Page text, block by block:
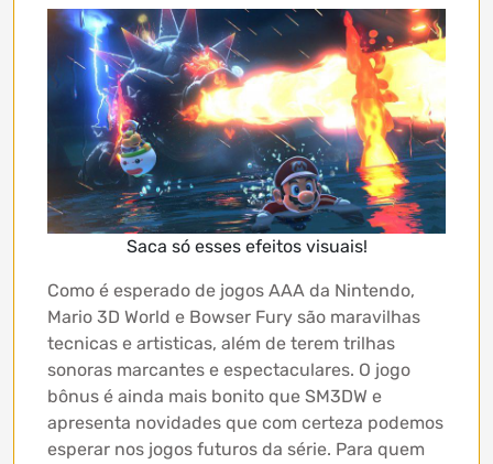
Saca só esses efeitos visuais!
Como é esperado de jogos AAA da Nintendo,
Mario 3D World e Bowser Fury são maravilhas
tecnicas e artisticas, além de terem trilhas
sonoras marcantes e espectaculares. O jogo
bônus é ainda mais bonito que SM3DW e
apresenta novidades que com certeza podemos
esperar nos jogos futuros da série. Para quem